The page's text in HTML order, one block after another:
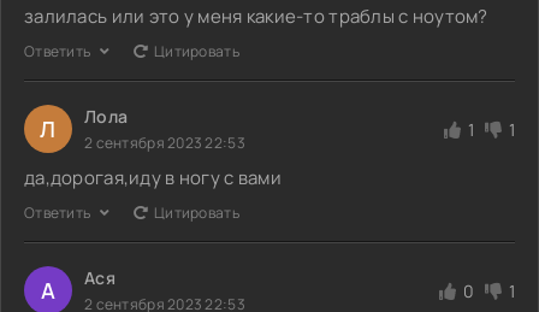
залилась или это у меня какие-то траблы с ноутом?
Ответить Цитировать
Л Лола
2 сентября 2023 22:53
1 1
да,дорогая,иду в ногу с вами
Ответить Цитировать
А Ася
2 сентября 2023 22:53
0 1